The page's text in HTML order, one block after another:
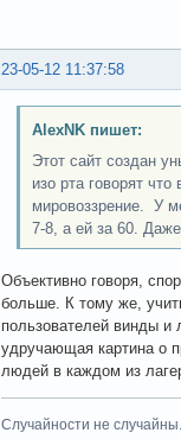
23-05-12 11:37:58
AlexNK пишет:
Этот сайт создан
изо рта говорят
мировоззрение. У
7-8, а ей за 60.
Объективно говоря,
больше. К тому же,
пользователей винды и
удручающая картина о
людей в каждом из
Случайности не случайны.